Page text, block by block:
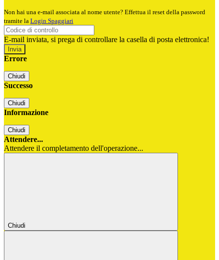
Non hai una e-mail associata al nome utente? Effettua il reset della password
tramite la Login Spaggiari
E-mail inviata, si prega di controllare la casella di posta elettronica!
Errore
Chiudi
Successo
Chiudi
Informazione
Chiudi
Attendere...
Attendere il completamento dell'operazione...
Chiudi